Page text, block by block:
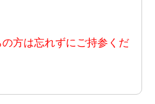
方は忘れずにご持参くだ